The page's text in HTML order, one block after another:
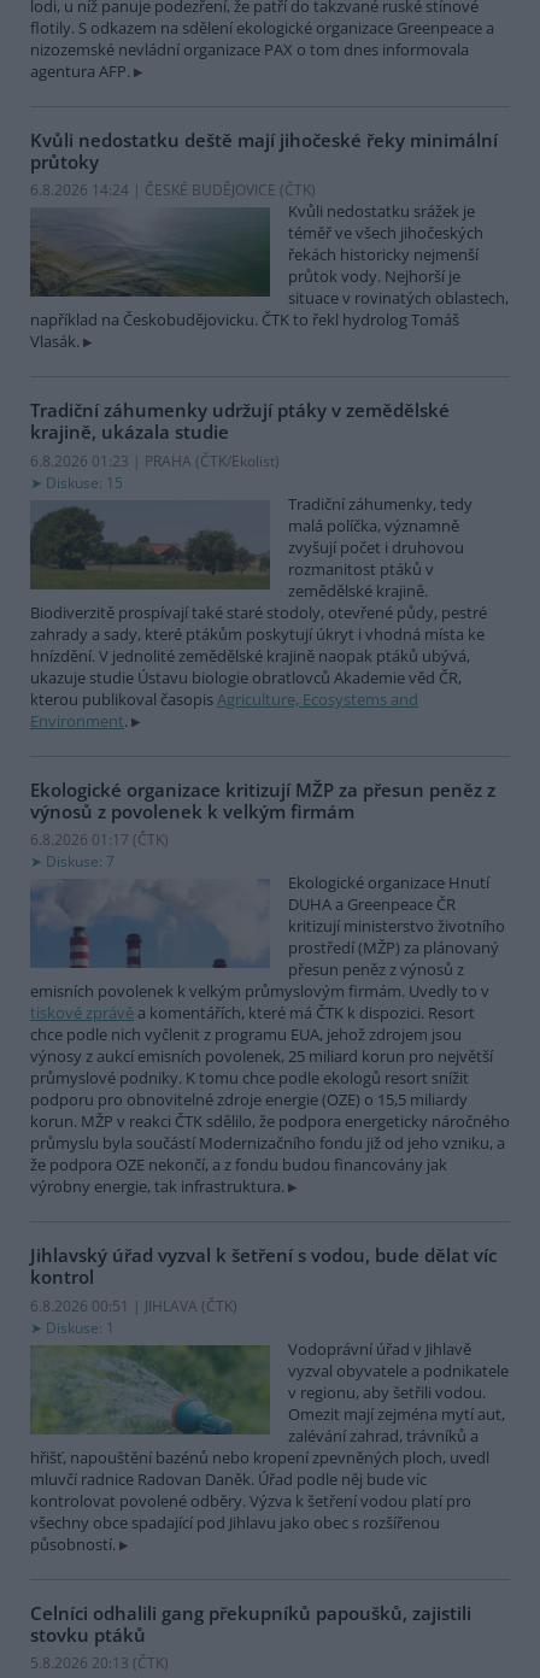
lodi, u níž panuje podezření, že patří do takzvané ruské stínové
flotily. S odkazem na sdělení ekologické organizace Greenpeace a
nizozemské nevládní organizace PAX o tom dnes informovala
agentura AFP.
Kvůli nedostatku deště mají jihočeské řeky minimální
průtoky
6.8.2026 14:24 | ČESKÉ BUDĚJOVICE (ČTK)
Kvůli nedostatku srážek je
téměř ve všech jihočeských
řekách historicky nejmenší
průtok vody. Nejhorší je
situace v rovinatých oblastech,
například na Českobudějovicku. ČTK to řekl hydrolog Tomáš
Vlasák.
Tradiční záhumenky udržují ptáky v zemědělské
krajině, ukázala studie
6.8.2026 01:23 | PRAHA (ČTK/Ekolist)
Diskuse: 15
Tradiční záhumenky, tedy
malá políčka, významně
zvyšují počet i druhovou
rozmanitost ptáků v
zemědělské krajině.
Biodiverzitě prospívají také staré stodoly, otevřené půdy, pestré
zahrady a sady, které ptákům poskytují úkryt i vhodná místa ke
hnízdění. V jednolité zemědělské krajině naopak ptáků ubývá,
ukazuje studie Ústavu biologie obratlovců Akademie věd ČR,
kterou publikoval časopisAgriculture, Ecosystems and
Environment.
Ekologické organizace kritizují MŽP za přesun peněz z
výnosů z povolenek k velkým firmám
6.8.2026 01:17 (ČTK)
Diskuse: 7
Ekologické organizace Hnutí
DUHA a Greenpeace ČR
kritizují ministerstvo životního
prostředí (MŽP) za plánovaný
přesun peněz z výnosů z
emisních povolenek k velkým průmyslovým firmám. Uvedly to v
tiskové zprávě a komentářích, které má ČTK k dispozici. Resort
chce podle nich vyčlenit z programu EUA, jehož zdrojem jsou
výnosy z aukcí emisních povolenek, 25 miliard korun pro největší
průmyslové podniky. K tomu chce podle ekologů resort snížit
podporu pro obnovitelné zdroje energie (OZE) o 15,5 miliardy
korun. MŽP v reakci ČTK sdělilo, že podpora energeticky náročného
průmyslu byla součástí Modernizačního fondu již od jeho vzniku, a
že podpora OZE nekončí, a z fondu budou financovány jak
výrobny energie, tak infrastruktura.
Jihlavský úřad vyzval k šetření s vodou, bude dělat víc
kontrol
6.8.2026 00:51 | JIHLAVA (ČTK)
Diskuse: 1
Vodoprávní úřad v Jihlavě
vyzval obyvatele a podnikatele
v regionu, aby šetřili vodou.
Omezit mají zejména mytí aut,
zalévání zahrad, trávníků a
hřišť, napouštění bazénů nebo kropení zpevněných ploch, uvedl
mluvčí radnice Radovan Daněk. Úřad podle něj bude víc
kontrolovat povolené odběry. Výzva k šetření vodou platí pro
všechny obce spadající pod Jihlavu jako obec s rozšířenou
působností.
Celníci odhalili gang překupníků papoušků, zajistili
stovku ptáků
5.8.2026 20:13 (ČTK)